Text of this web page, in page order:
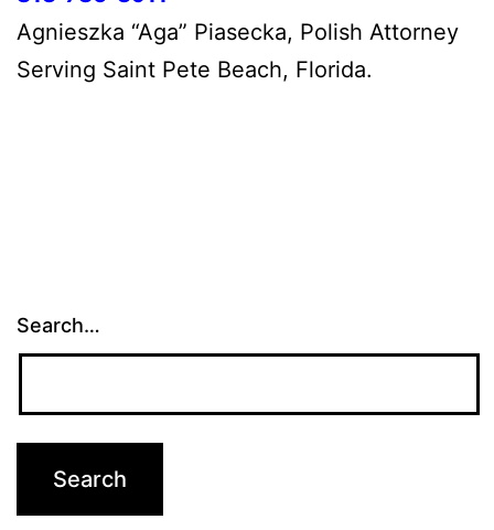
Agnieszka “Aga” Piasecka, Polish Attorney
Serving Saint Pete Beach, Florida.
Search…